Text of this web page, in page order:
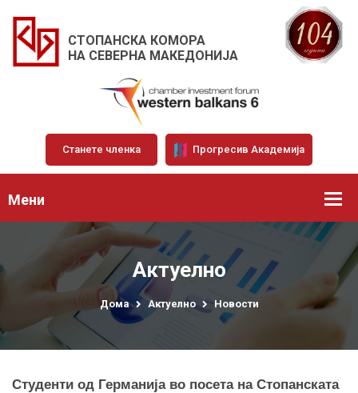
СТОПАНСКА КОМОРА
НА СЕВЕРНА МАКЕДОНИЈА
Станете членка Прогресив Академија
Мени
Актуелно
Дома Актуелно Новости
Студенти од Германија во посета на Стопанската